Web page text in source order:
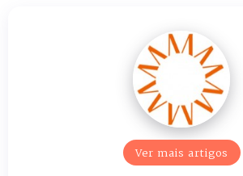
Ver mais artigos